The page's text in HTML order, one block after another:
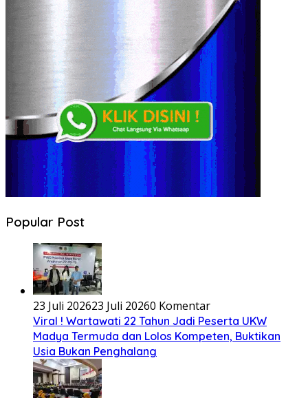
Popular Post
23 Juli 202623 Juli 20260 Komentar
Viral ! Wartawati 22 Tahun Jadi Peserta UKW
Madya Termuda dan Lolos Kompeten, Buktikan
Usia Bukan Penghalang